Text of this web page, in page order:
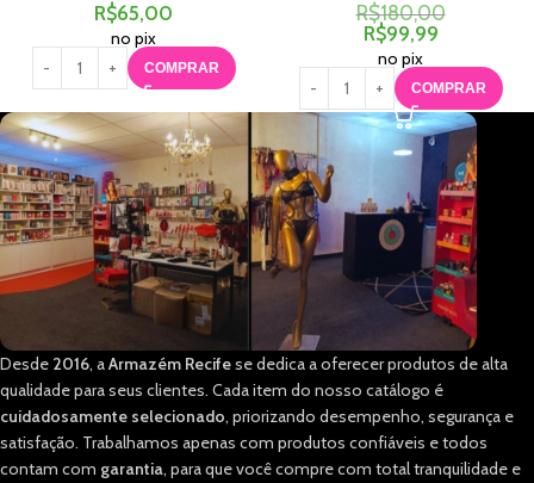
R$65,00
no pix
COMPRAR
R$180,00
R$99,99
no pix
COMPRAR
Desde 2016, aArmazém Recifese dedica a oferecer produtos de alta
qualidade para seus clientes. Cada item do nosso catálogo é
cuidadosamente selecionado, priorizando desempenho, segurança e
satisfação. Trabalhamos apenas com produtos confiáveis e todos
contam com garantia, para que você compre com total tranquilidade e